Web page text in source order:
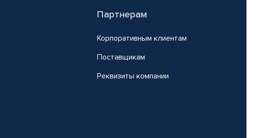
Партнерам
Корпоративным клиентам
Поставщикам
Реквизиты компании